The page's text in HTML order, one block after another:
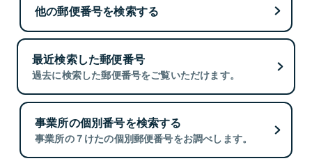
他の郵便番号を検索する
最近検索した郵便番号
過去に検索した郵便番号をご覧いただけます。
事業所の個別番号を検索する
事業所の７けたの個別郵便番号をお調べします。